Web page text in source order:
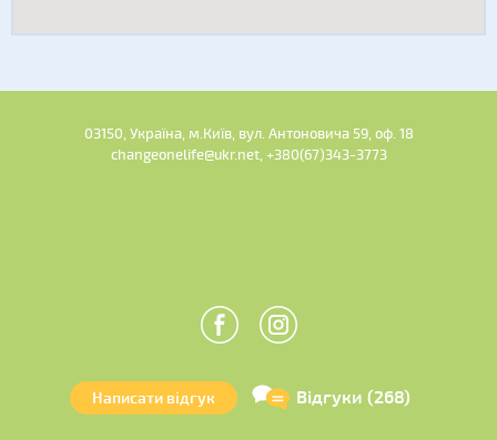
03150, Україна, м.Київ, вул. Антоновича 59, оф. 18
changeonelife@ukr.net, +380(67)343-3773
Написати відгук Відгуки (268)